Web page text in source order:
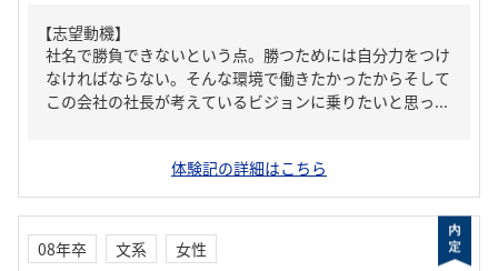
【志望動機】
社名で勝負できないという点。勝つためには自分力をつけ
なければならない。そんな環境で働きたかったからそして
この会社の社長が考えているビジョンに乗りたいと思っ...
体験記の詳細はこちら
08年卒 文系
女性